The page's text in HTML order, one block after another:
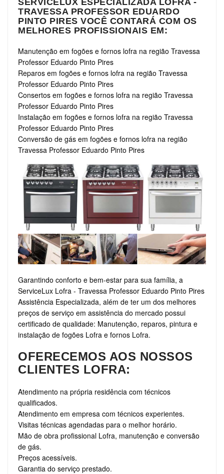
TRAVESSA PROFESSOR EDUARDO
PINTO PIRES VOCÊ CONTARÁ COM OS
MELHORES PROFISSIONAIS EM:
Manutenção em fogões e fornos lofra na região Travessa
Professor Eduardo Pinto Pires
Reparos em fogões e fornos lofra na região Travessa
Professor Eduardo Pinto Pires
Consertos em fogões e fornos lofra na região Travessa
Professor Eduardo Pinto Pires
Instalação em fogões e fornos lofra na região Travessa
Professor Eduardo Pinto Pires
Conversão de gás em fogões e fornos lofra na região
Travessa Professor Eduardo Pinto Pires
Garantindo conforto e bem-estar para sua família, a
ServiceLux Lofra - Travessa Professor Eduardo Pinto Pires
Assistência Especializada, além de ter um dos melhores
preços de serviço em assistência do mercado possui
certificado de qualidade: Manutenção, reparos, pintura e
instalação de fogões Lofra e fornos Lofra.
OFERECEMOS AOS NOSSOS
CLIENTES LOFRA:
Atendimento na própria residência com técnicos
qualificados.
Atendimento em empresa com técnicos experientes.
Visitas técnicas agendadas para o melhor horário.
Mão de obra profissional Lofra, manutenção e conversão
de gás.
Preços acessíveis.
Garantia do serviço prestado.